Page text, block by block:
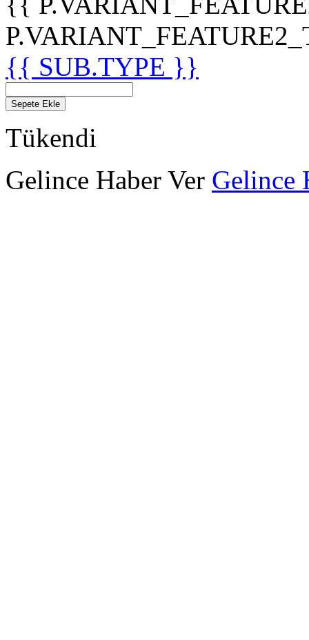
{{ SUB.TYPE }}
Sepete Ekle
Tükendi
Gelince Haber Ver Gelince